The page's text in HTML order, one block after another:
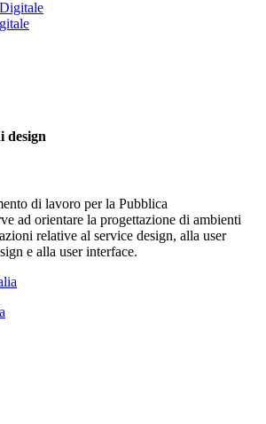
design
di lavoro per la Pubblica
ad orientare la progettazione di ambienti
relative al service design, alla user
e alla user interface.